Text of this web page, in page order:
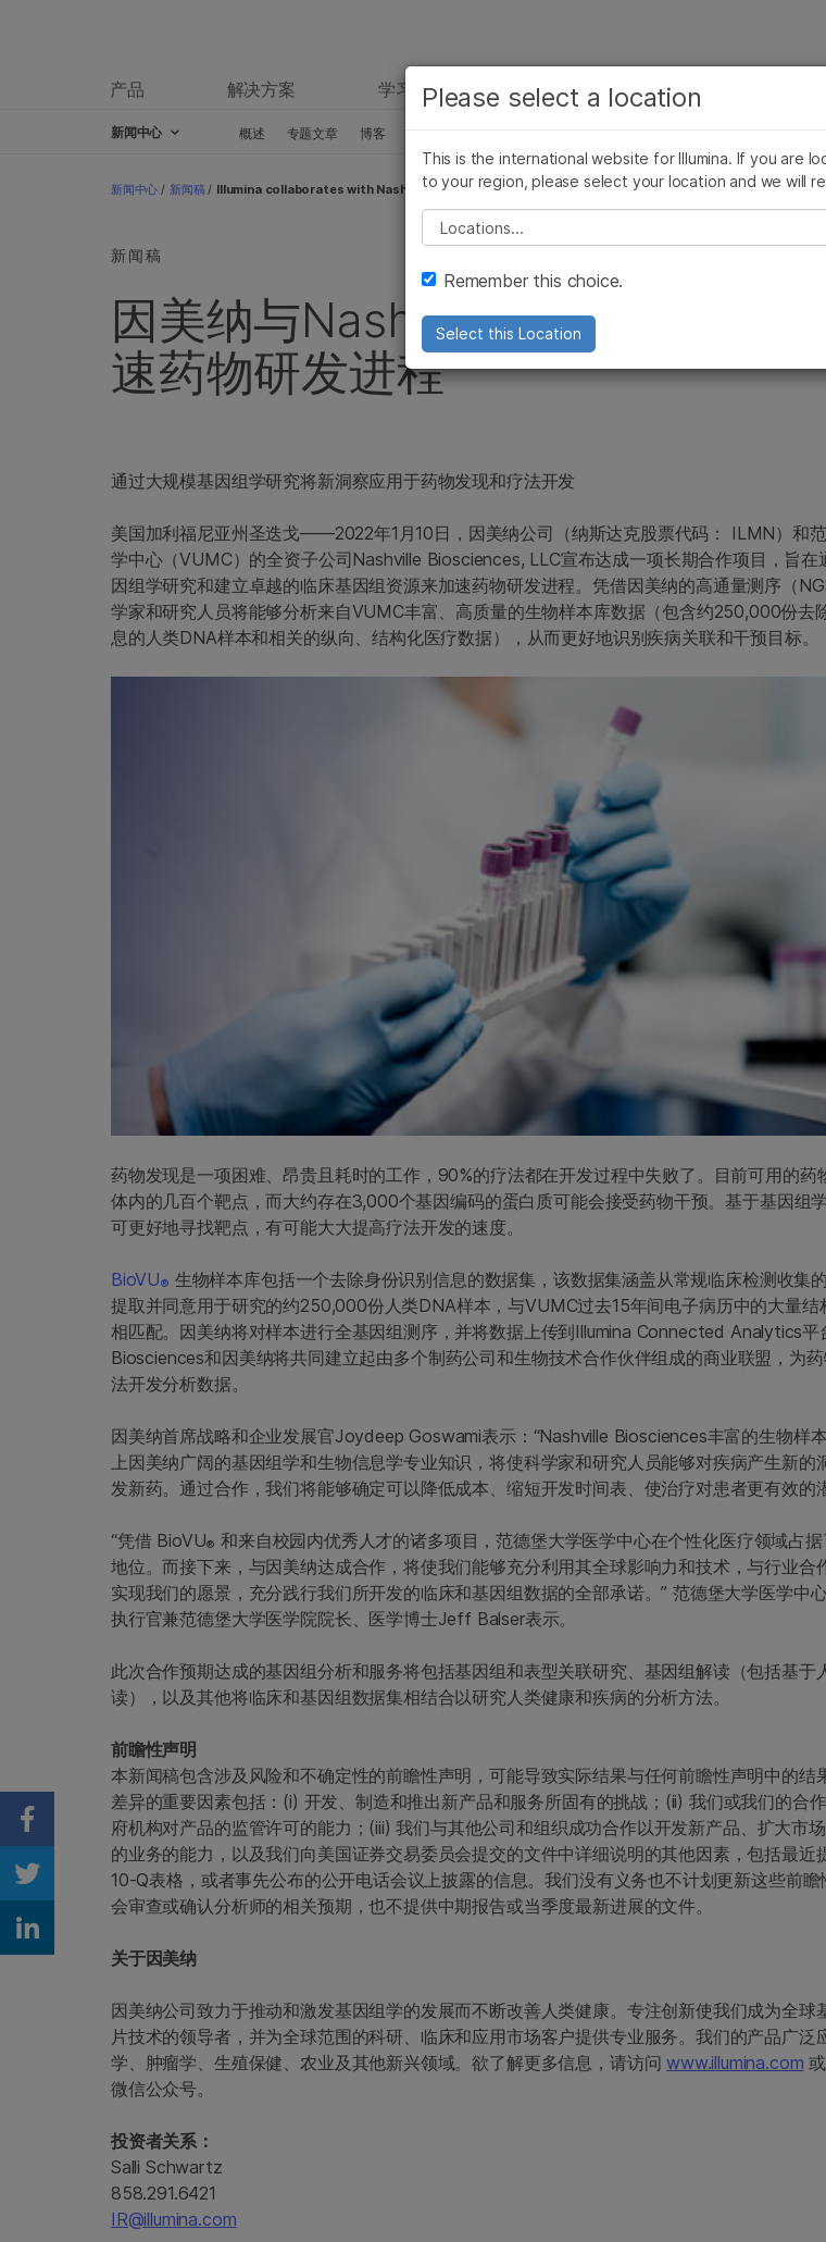
产品 解决方案 学习 公司 支持
新闻中心 概述 专题文章 博客 新闻稿 Illumina图片 SomaLogic 加入 Illumina
新闻中心 / 新闻稿 / Illumina collaborates with Nashville Biosciences to accelerate medicines development
新闻稿
因美纳与Nashville Biosciences合
速药物研发进程
通过大规模基因组学研究将新洞察应用于药物发现和疗法开发
美国加利福尼亚州圣迭戈——2022年1月10日，因美纳公司（纳斯达克股票代码： ILMN）和
学中心（VUMC）的全资子公司Nashville Biosciences, LLC宣布达成一项长期合作项目，旨在
因组学研究和建立卓越的临床基因组资源来加速药物研发进程。凭借因美纳的高通量测序（
学家和研究人员将能够分析来自VUMC丰富、高质量的生物样本库数据（包含约250,000份去
息的人类DNA样本和相关的纵向、结构化医疗数据），从而更好地识别疾病关联和干预目标。
药物发现是一项困难、昂贵且耗时的工作，90%的疗法都在开发过程中失败了。目前可用的药
体内的几百个靶点，而大约存在3,000个基因编码的蛋白质可能会接受药物干预。基于基因组
可更好地寻找靶点，有可能大大提高疗法开发的速度。
BioVU® 生物样本库包括一个去除身份识别信息的数据集，该数据集涵盖从常规临床检测收集
提取并同意用于研究的约250,000份人类DNA样本，与VUMC过去15年间电子病历中的大量结
相匹配。因美纳将对样本进行全基因组测序，并将数据上传到Illumina Connected Analytics平
Biosciences和因美纳将共同建立起由多个制药公司和生物技术合作伙伴组成的商业联盟，为
法开发分析数据。
因美纳首席战略和企业发展官Joydeep Goswami表示：“Nashville Biosciences丰富的生物样
上因美纳广阔的基因组学和生物信息学专业知识，将使科学家和研究人员能够对疾病产生新的
发新药。通过合作，我们将能够确定可以降低成本、缩短开发时间表、使治疗对患者更有效的
“凭借 BioVU® 和来自校园内优秀人才的诸多项目，范德堡大学医学中心在个性化医疗领域占
地位。而接下来，与因美纳达成合作，将使我们能够充分利用其全球影响力和技术，与行业合
实现我们的愿景，充分践行我们所开发的临床和基因组数据的全部承诺。” 范德堡大学医学中
执行官兼范德堡大学医学院院长、医学博士Jeff Balser表示。
此次合作预期达成的基因组分析和服务将包括基因组和表型关联研究、基因组解读（包括基于
读），以及其他将临床和基因组数据集相结合以研究人类健康和疾病的分析方法。
前瞻性声明
本新闻稿包含涉及风险和不确定性的前瞻性声明，可能导致实际结果与任何前瞻性声明中的结
差异的重要因素包括：(i) 开发、制造和推出新产品和服务所固有的挑战；(ii) 我们或我们的合
府机构对产品的监管许可的能力；(iii) 我们与其他公司和组织成功合作以开发新产品、扩大市
的业务的能力，以及我们向美国证券交易委员会提交的文件中详细说明的其他因素，包括最近
10-Q表格，或者事先公布的公开电话会议上披露的信息。我们没有义务也不计划更新这些前瞻
会审查或确认分析师的相关预期，也不提供中期报告或当季度最新进展的文件。
关于因美纳
因美纳公司致力于推动和激发基因组学的发展而不断改善人类健康。专注创新使我们成为全球
片技术的领导者，并为全球范围的科研、临床和应用市场客户提供专业服务。我们的产品广泛
学、肿瘤学、生殖保健、农业及其他新兴领域。欲了解更多信息，请访问www.illumina.com
微信公众号。
投资者关系：
Salli Schwartz
858.291.6421
IR@illumina.com
Share on Facebook
Share on Twitter
Share on Linkedin
查看更多相关内容。选择您感兴趣的领域:
癌症研究
微生物学
农业基因组学
复杂疾病
临床肿
生殖健
遗传病
Please select a location
This is the international website for Illumina. If you are
to your region, please select your location and we will
Please select a location
Remember this choice.
Select this Location